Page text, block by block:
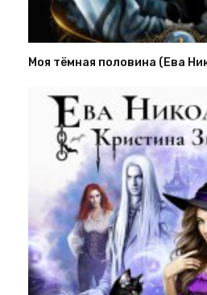
Моя тёмная половина (Ева